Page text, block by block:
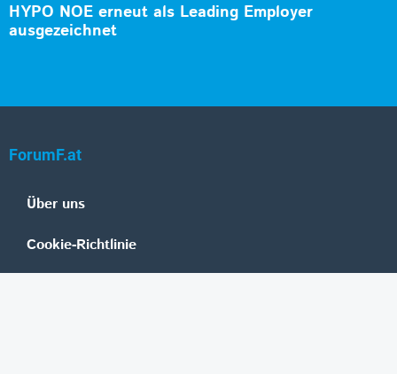
HYPO NOE erneut als Leading Employer
ausgezeichnet
ForumF.at
Über uns
Cookie-Richtlinie